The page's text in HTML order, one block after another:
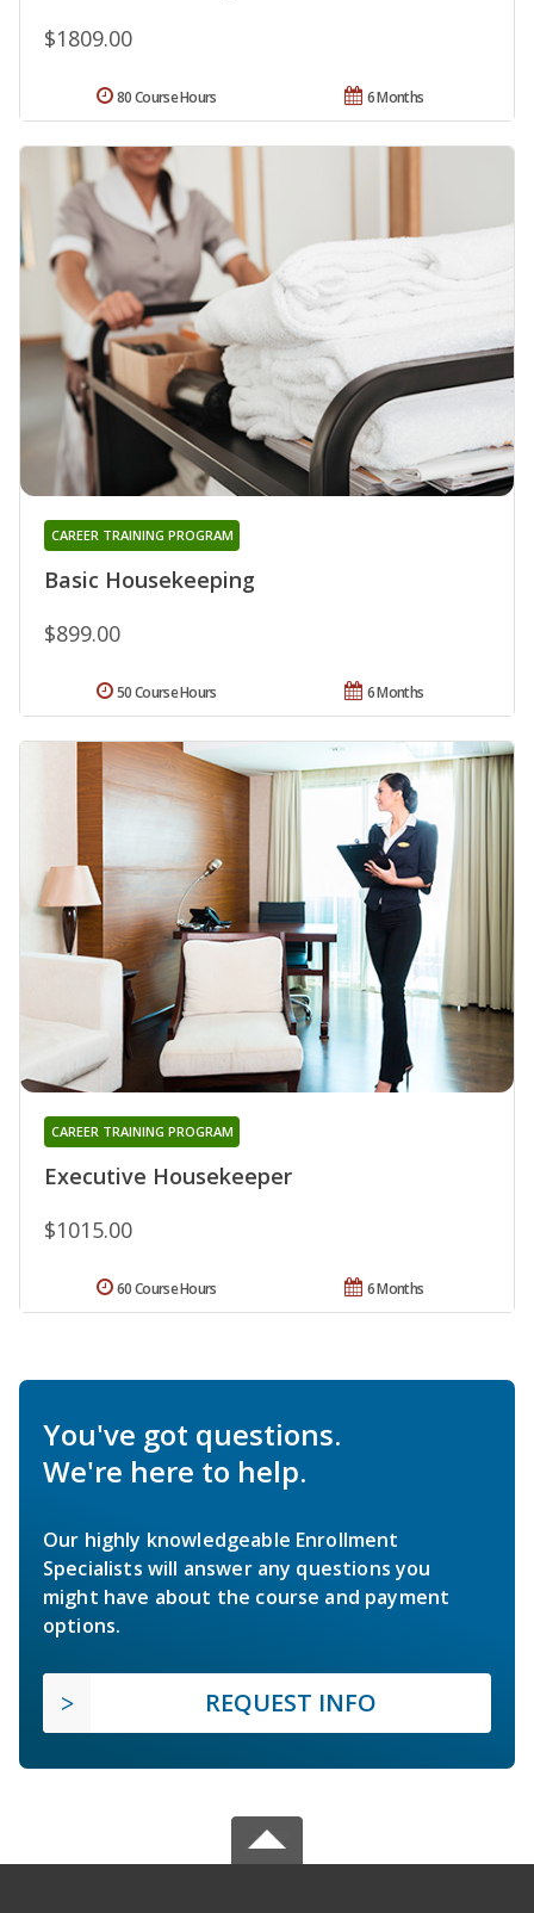
$1809.00
6 Months
80 Course Hours
Basic Housekeeping
CAREER TRAINING PROGRAM
$899.00
6 Months
50 Course Hours
Executive Housekeeper
CAREER TRAINING PROGRAM
$1015.00
6 Months
60 Course Hours
You've got questions.
We're here to help.
Our highly knowledgeable Enrollment
Specialists will answer any questions you
might have about the course and payment
options.
REQUEST INFO